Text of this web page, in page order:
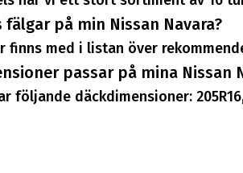
fälgar på min Nissan Navara?
finns med i listan över
passar på mina Nissan
följande däckdimensioner: